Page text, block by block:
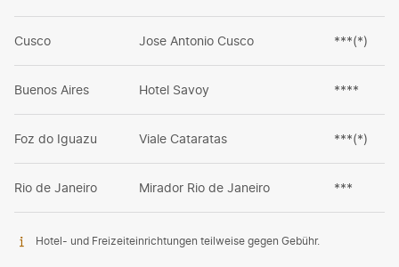
Cusco Jose Antonio Cusco ***(*)
Buenos Aires Hotel Savoy ****
Foz do Iguazu Viale Cataratas ***(*)
Rio de Janeiro Mirador Rio de Janeiro ***
Hotel- und Freizeiteinrichtungen teilweise gegen Gebühr.